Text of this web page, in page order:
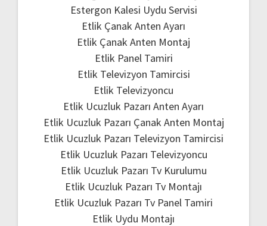
Estergon Kalesi Uydu Servisi
Etlik Çanak Anten Ayarı
Etlik Çanak Anten Montaj
Etlik Panel Tamiri
Etlik Televizyon Tamircisi
Etlik Televizyoncu
Etlik Ucuzluk Pazarı Anten Ayarı
Etlik Ucuzluk Pazarı Çanak Anten Montaj
Etlik Ucuzluk Pazarı Televizyon Tamircisi
Etlik Ucuzluk Pazarı Televizyoncu
Etlik Ucuzluk Pazarı Tv Kurulumu
Etlik Ucuzluk Pazarı Tv Montajı
Etlik Ucuzluk Pazarı Tv Panel Tamiri
Etlik Uydu Montajı